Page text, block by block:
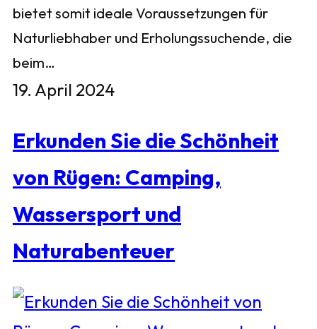
bietet somit ideale Voraussetzungen für
Naturliebhaber und Erholungssuchende, die
beim…
19. April 2024
Erkunden Sie die Schönheit
von Rügen: Camping,
Wassersport und
Naturabenteuer